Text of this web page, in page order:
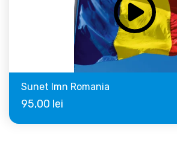
Sunet Imn Romania
95,00 lei